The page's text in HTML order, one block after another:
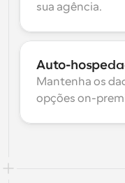
sua agência.
Auto-
Mantenha os
opções on-